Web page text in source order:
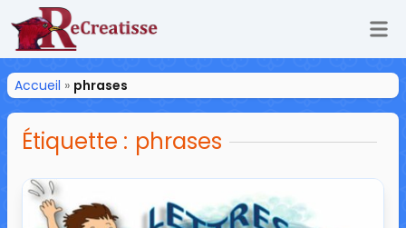
ReCreatisse
Accueil » phrases
Étiquette : phrases